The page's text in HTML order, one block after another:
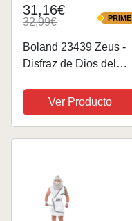
31,16€
32,99€ PRIME
PRIME
Boland 23439 Zeus -
Disfraz de Dios del
(talla M/L)
Ver Producto